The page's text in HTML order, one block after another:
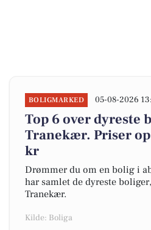
BOLIGMARKED 05-08-2026
Top 6 over dyreste
Tranekær. Priser
kr
Drømmer du om en bolig i
har samlet de dyreste
Tranekær.
Kilde: Boliga